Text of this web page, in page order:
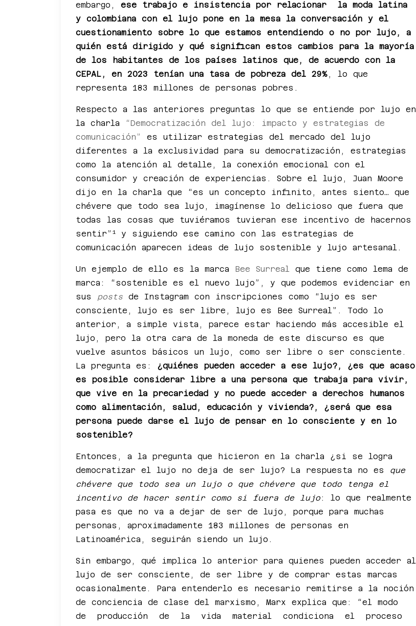
embargo, ese trabajo e insistencia por relacionar la moda latina
y colombiana con el lujo pone en la mesa la conversación y el
cuestionamiento sobre lo que estamos entendiendo o no por lujo, a
quién está dirigido y qué significan estos cambios para la mayoría
de los habitantes de los países latinos que, de acuerdo con la
CEPAL, en 2023 tenían una tasa de pobreza del 29% , lo que
representa 183 millones de personas pobres.
Respecto a las anteriores preguntas lo que se entiende por lujo en
la charla
“Democratización del lujo: impacto y estrategias de
comunicación”
es utilizar estrategias del mercado del lujo
diferentes a la exclusividad para su democratización, estrategias
como la atención al detalle, la conexión emocional con el
consumidor y creación de experiencias. Sobre el lujo, Juan Moore
dijo en la charla que “es un concepto infinito, antes siento… que
chévere que todo sea lujo, imagínense lo delicioso que fuera que
todas las cosas que tuviéramos tuvieran ese incentivo de hacernos
sentir” 1
y siguiendo ese camino con las estrategias de
comunicación aparecen ideas de lujo sostenible y lujo artesanal.
Un ejemplo de ello es la marca Bee Surreal
que tiene como lema de
marca: “sostenible es el nuevo lujo”, y que podemos evidenciar en
sus posts de Instagram con inscripciones como “lujo es ser
consciente, lujo es ser libre, lujo es Bee Surreal”. Todo lo
anterior, a simple vista, parece estar haciendo más accesible el
lujo, pero la otra cara de la moneda de este discurso es que
vuelve asuntos básicos un lujo, como ser libre o ser consciente.
La pregunta es:
¿quiénes pueden acceder a ese lujo?, ¿es que acaso
es posible considerar libre a una persona que trabaja para vivir,
que vive en la precariedad y no puede acceder a derechos humanos
como alimentación, salud, educación y vivienda?, ¿será que esa
persona puede darse el lujo de pensar en lo consciente y en lo
sostenible?
Entonces, a la pregunta que hicieron en la charla ¿si se logra
democratizar el lujo no deja de ser lujo? La respuesta no es que
chévere que todo sea un lujo o que chévere que todo tenga el
incentivo de hacer sentir como si fuera de lujo: lo que realmente
pasa es que no va a dejar de ser de lujo, porque para muchas
personas, aproximadamente 183 millones de personas en
Latinoamérica, seguirán siendo un lujo.
Sin embargo, qué implica lo anterior para quienes pueden acceder al
lujo de ser consciente, de ser libre y de comprar estas marcas
ocasionalmente. Para entenderlo es necesario remitirse a la noción
de conciencia de clase del marxismo, Marx explica que: “el modo
de producción de la vida material condiciona el proceso